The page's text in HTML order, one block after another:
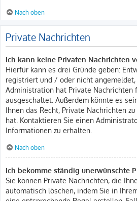
Nach oben
Private Nachrichten
Ich kann keine Privaten Nachrichten
Hierfür kann es drei Gründe geben:
registriert und / oder nicht angemeldet,
Administration hat Private Nachrichten
ausgeschaltet. Außerdem könnte es
Ihnen das Recht, Private Nachrichten
hat. Kontaktieren Sie einen
Informationen zu erhalten.
Nach oben
Ich bekomme ständig unerwünschte
Sie können Private Nachrichten, die
automatisch löschen, indem Sie in